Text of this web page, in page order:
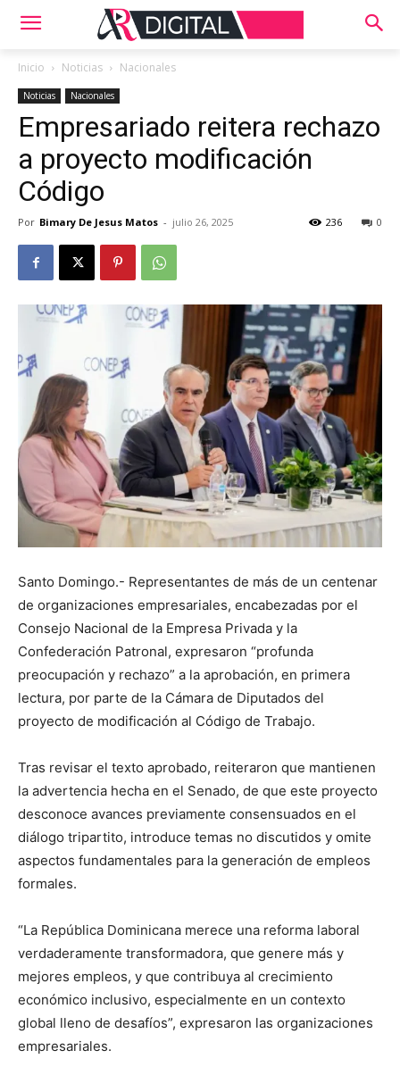
Inicio Noticias Nacionales
Noticias Nacionales
Empresariado reitera rechazo
a proyecto modificación
Código
Por Bimary De Jesus Matos - julio 26, 2025 0
236
Santo Domingo.- Representantes de más de un centenar
de organizaciones empresariales, encabezadas por el
Consejo Nacional de la Empresa Privada y la
Confederación Patronal, expresaron “profunda
preocupación y rechazo” a la aprobación, en primera
lectura, por parte de la Cámara de Diputados del
proyecto de modificación al Código de Trabajo.
Tras revisar el texto aprobado, reiteraron que mantienen
la advertencia hecha en el Senado, de que este proyecto
desconoce avances previamente consensuados en el
diálogo tripartito, introduce temas no discutidos y omite
aspectos fundamentales para la generación de empleos
formales.
“La República Dominicana merece una reforma laboral
verdaderamente transformadora, que genere más y
mejores empleos, y que contribuya al crecimiento
económico inclusivo, especialmente en un contexto
global lleno de desafíos”, expresaron las organizaciones
empresariales.